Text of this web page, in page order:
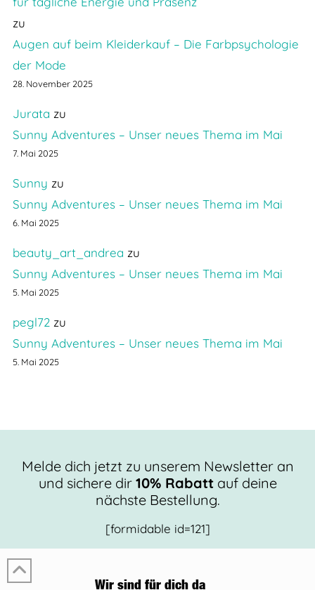
zu
Augen auf beim Kleiderkauf – Die Farbpsychologie
der Mode
28. November 2025
Jurata zu
Sunny Adventures – Unser neues Thema im Mai
7. Mai 2025
Sunny zu
Sunny Adventures – Unser neues Thema im Mai
6. Mai 2025
beauty_art_andrea zu
Sunny Adventures – Unser neues Thema im Mai
5. Mai 2025
pegl72zu
Sunny Adventures – Unser neues Thema im Mai
5. Mai 2025
Melde dich jetzt zu unserem Newsletter an
und sichere dir 10% Rabattauf deine
nächste Bestellung.
[formidable id=121]
Wir sind für dich da